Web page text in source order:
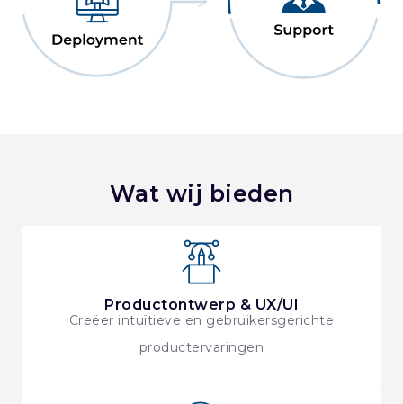
Wat wij bieden
Productontwerp & UX/UI
Creëer intuïtieve en gebruikersgerichte
productervaringen